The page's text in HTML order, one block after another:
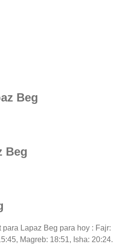
Beg
Beg
para Lapaz Beg para hoy : Fajr:
Magreb: 18:51, Isha: 20:24.